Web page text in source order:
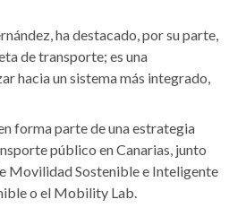
ha destacado, por su parte,
de transporte; es una
hacia un sistema más integrado,
forma parte de una estrategia
público en Canarias, junto
Movilidad Sostenible e Inteligente
o el Mobility Lab.